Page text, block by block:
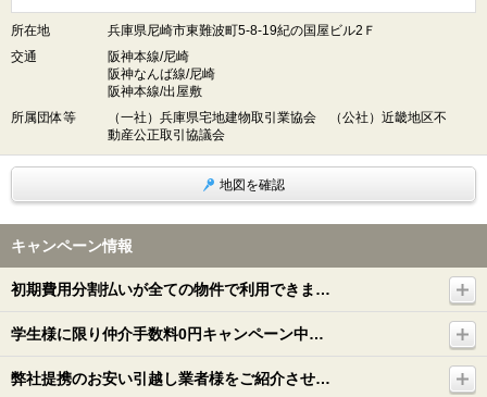
所在地
兵庫県尼崎市東難波町5-8-19紀の国屋ビル2Ｆ
交通
阪神本線/尼崎
阪神なんば線/尼崎
阪神本線/出屋敷
所属団体等
（一社）兵庫県宅地建物取引業協会 （公社）近畿地区不
動産公正取引協議会
地図を確認
キャンペーン情報
初期費用分割払いが全ての物件で利用できま…
学生様に限り仲介手数料0円キャンペーン中…
弊社提携のお安い引越し業者様をご紹介させ…